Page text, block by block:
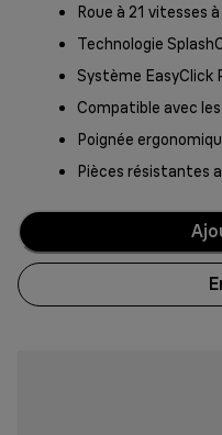
Roue à 21 vitesses
Technologie
Système EasyClick
Compatible avec
Poignée
Pièces résistantes